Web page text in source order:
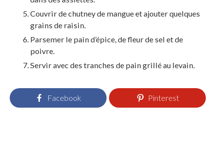
Couvrir de chutney de mangue et ajouter quelques
grains de raisin.
Parsemer le pain d’épice, de fleur de sel et de
poivre.
Servir avec des tranches de pain grillé au levain.
Facebook Pinterest